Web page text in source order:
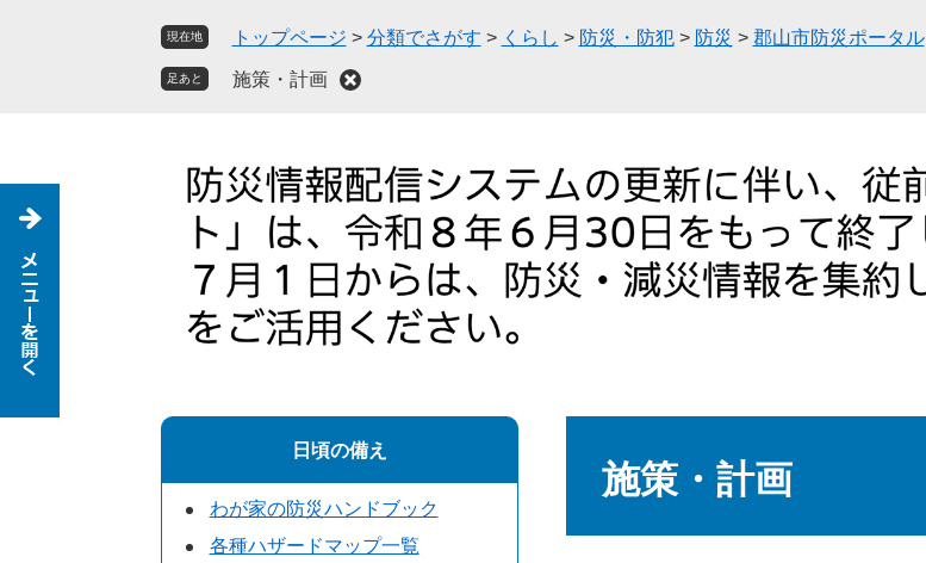
で
ば
現在地 トップページ > 分類でさがす > くらし > 防災・防犯 > 防災 > 郡山市防災ポータル
足あと 施策・計画
施策・計画
日頃の備え
わが家の防災ハンドブック
各種ハザードマップ一覧